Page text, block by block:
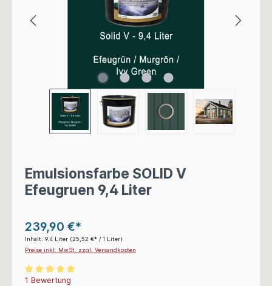
Emulsionsfarbe SOLID V
Efeugruen 9,4 Liter
239,90 €*
Inhalt: 9.4 Liter (25,52 €* / 1 Liter)
Preise inkl. MwSt. zzgl. Versandkosten
Durchschnittliche Bewertung von 5 von 5 Sternen
1 Bewertung